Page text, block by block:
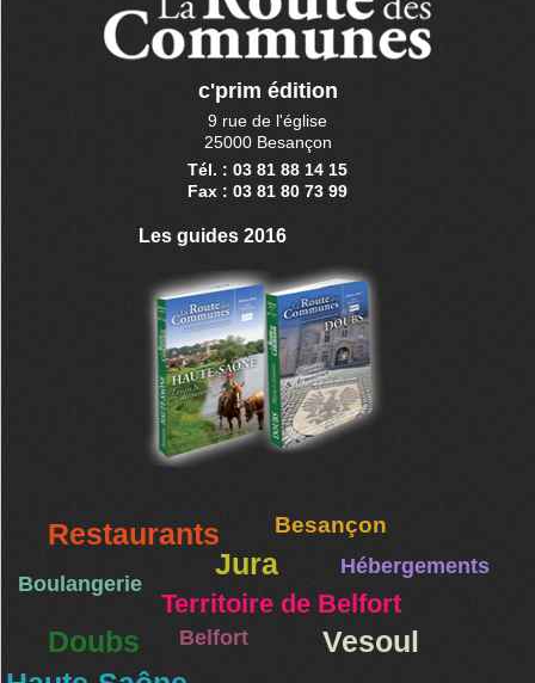
c'prim édition
9 rue de l'église
25000 Besançon
Tél. : 03 81 88 14 15
Fax : 03 81 80 73 99
Les guides 2016
Restaurants Besançon
Jura Hébergements
Boulangerie
Territoire de Belfort
Doubs Belfort
Vesoul